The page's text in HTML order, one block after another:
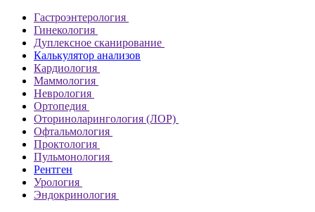
Гастроэнтерология
Гинекология
Дуплексное сканирование
Калькулятор анализов
Кардиология
Маммология
Неврология
Ортопедия
Оториноларингология (ЛОР)
Офтальмология
Проктология
Пульмонология
Рентген
Урология
Эндокринология